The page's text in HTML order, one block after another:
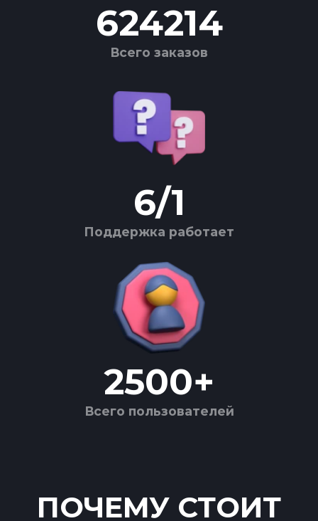
624214
Всего заказов
6/1
Поддержка работает
2500+
Всего пользователей
ПОЧЕМУ СТОИТ